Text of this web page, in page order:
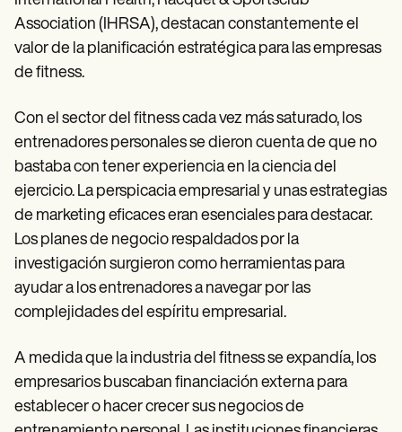
Association (IHRSA), destacan constantemente el
valor de la planificación estratégica para las empresas
de fitness.
Con el sector del fitness cada vez más saturado, los
entrenadores personales se dieron cuenta de que no
bastaba con tener experiencia en la ciencia del
ejercicio. La perspicacia empresarial y unas estrategias
de marketing eficaces eran esenciales para destacar.
Los planes de negocio respaldados por la
investigación surgieron como herramientas para
ayudar a los entrenadores a navegar por las
complejidades del espíritu empresarial.
A medida que la industria del fitness se expandía, los
empresarios buscaban financiación externa para
establecer o hacer crecer sus negocios de